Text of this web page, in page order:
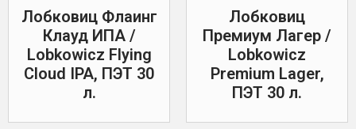
Лобковиц Флаинг
Клауд ИПА /
Lobkowicz Flying
Cloud IPA, ПЭТ 30
л.
Лобковиц
Премиум Лагер /
Lobkowicz
Premium Lager,
ПЭТ 30 л.